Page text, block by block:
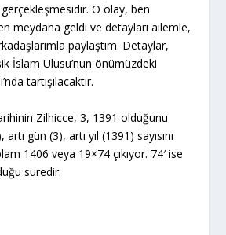
O olay, ben
meydana geldi ve detayları ailemle,
paylaştım. Detaylar,
İslam Ulusu’nun önümüzdeki
tartışılacaktır.
Zilhicce, 3, 1391 olduğunu
gün (3), artı yıl (1391) sayısını
1406 veya 19×74 çıkıyor. 74′ ise
suredir.